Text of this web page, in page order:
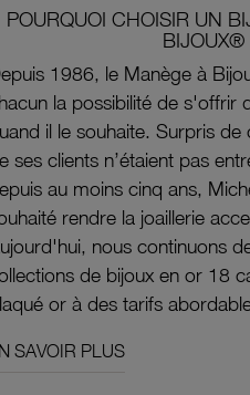
POURQUOI CHOISIR UN
BIJOUX®
1986, le Manège à
la possibilité de s'offrir
il le souhaite. Surpris
ses clients n’étaient pas
au moins cinq ans,
rendre la joaillerie
nous continuons
de bijoux en or 18
or à des tarifs
SAVOIR PLUS